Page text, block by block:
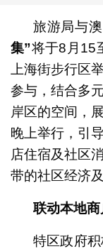
旅游局与
集”将于8月15
上海街步行区
参与，结合多
岸区的空间，
晚上举行，引
店住宿及社区
带的社区经济
联动本地
特区政府